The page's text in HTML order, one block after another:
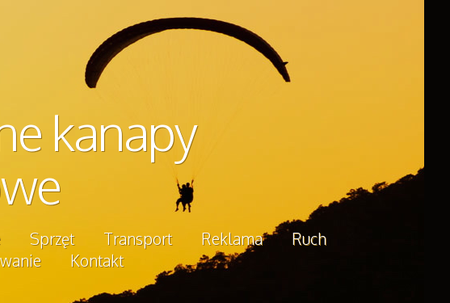
kanapy
Sprzęt Transport Reklama
Ruch
Kontakt